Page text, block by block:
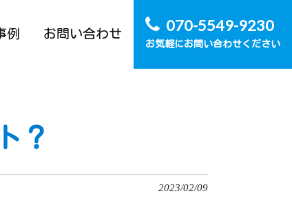
例 お問い合わせ 070-5549-9230
お気軽にお問い合わせください
？
2023/02/09